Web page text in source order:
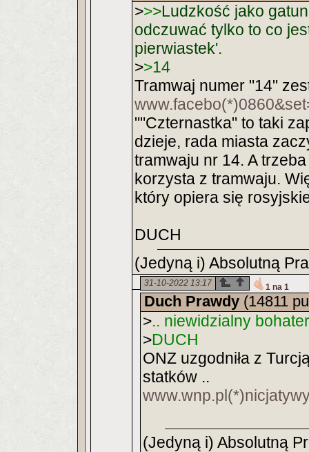
>>>Ludzkość jako
odczuwać tylko to co
pierwiastek'.
>>14
Tramwaj numer "14"
""Czternastka" to taki
dzieje, rada miasta
tramwaju nr 14. A
korzysta z tramwaju.
który opiera się
DUCH
(Jedyną i) Absolutną
31-10-2022 13:17 1 na 1
Duch Prawdy (14811
>.. niewidzialny
>DUCH
ONZ uzgodniła z
statków ..
(Jedyną i) Absolutną